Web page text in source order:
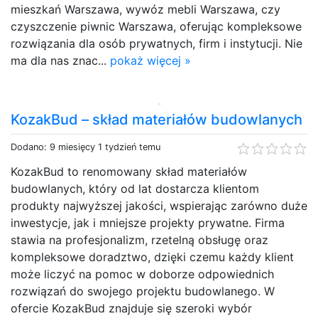
mieszkań Warszawa, wywóz mebli Warszawa, czy
czyszczenie piwnic Warszawa, oferując kompleksowe
rozwiązania dla osób prywatnych, firm i instytucji. Nie
ma dla nas znac... pokaż więcej »
KozakBud – skład materiałów budowlanych
Dodano: 9 miesięcy 1 tydzień temu
KozakBud to renomowany skład materiałów
budowlanych, który od lat dostarcza klientom
produkty najwyższej jakości, wspierając zarówno duże
inwestycje, jak i mniejsze projekty prywatne. Firma
stawia na profesjonalizm, rzetelną obsługę oraz
kompleksowe doradztwo, dzięki czemu każdy klient
może liczyć na pomoc w doborze odpowiednich
rozwiązań do swojego projektu budowlanego. W
ofercie KozakBud znajduje się szeroki wybór